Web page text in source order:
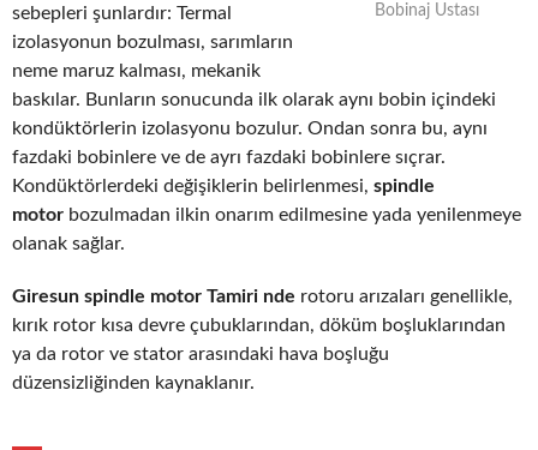
Bobinaj Ustası
sebepleri şunlardır: Termal
izolasyonun bozulması, sarımların
neme maruz kalması, mekanik
baskılar. Bunların sonucunda ilk olarak aynı bobin içindeki
kondüktörlerin izolasyonu bozulur. Ondan sonra bu, aynı
fazdaki bobinlere ve de ayrı fazdaki bobinlere sıçrar.
Kondüktörlerdeki değişiklerin belirlenmesi, spindle
motor bozulmadan ilkin onarım edilmesine yada yenilenmeye
olanak sağlar.
Giresun spindle motor Tamiri nde rotoru arızaları genellikle,
kırık rotor kısa devre çubuklarından, döküm boşluklarından
ya da rotor ve stator arasındaki hava boşluğu
düzensizliğinden kaynaklanır.